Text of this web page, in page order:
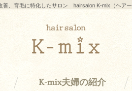
善、育毛に特化したサロン hairsalon K-mix（ヘアー
K-mix夫婦の紹介